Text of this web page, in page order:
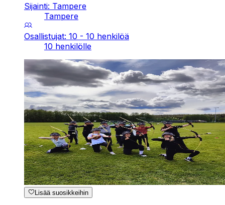
Sijainti: Tampere
Tampere
Osallistujat: 10 - 10 henkilöä
10 henkilölle
Lisää suosikkeihin